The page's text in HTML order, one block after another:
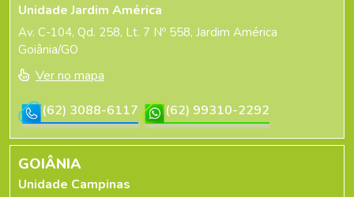
Unidade Jardim América
Av. C-104, Qd. 258, Lt. 7 Nº 558, Jardim América
Goiânia/GO
Ver no mapa
(62) 3088-6117
(62) 99310-2292
GOIÂNIA
Unidade Campinas